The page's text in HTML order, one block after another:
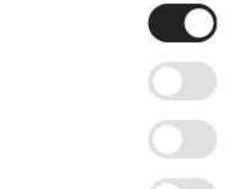
auf das Privacy
auch gerne:
Meter genau sein
TRIC LILAC CLOUD
Espresso/Mocha saucer
Price reduced from